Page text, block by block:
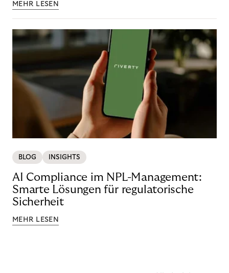
MEHR LESEN
BLOG INSIGHTS
AI Compliance im NPL-Management:
Smarte Lösungen für regulatorische
Sicherheit
MEHR LESEN